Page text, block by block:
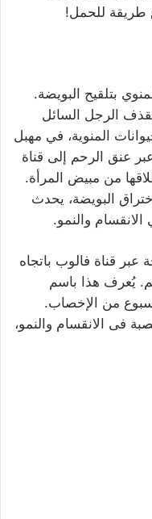
طريقة للحمل!
بتلقيح البويضة.
الرجل السائل
المنوية، في مهبل
عبر عنق الرحم إلى قناة
من مبيض المرأة.
البويضة، يحدث
الانقسام والنمو.
عبر قناة فالوب باتجاه
يُعرف هذا باسم
من الإخصاب.
فى الانقسام والنمو،